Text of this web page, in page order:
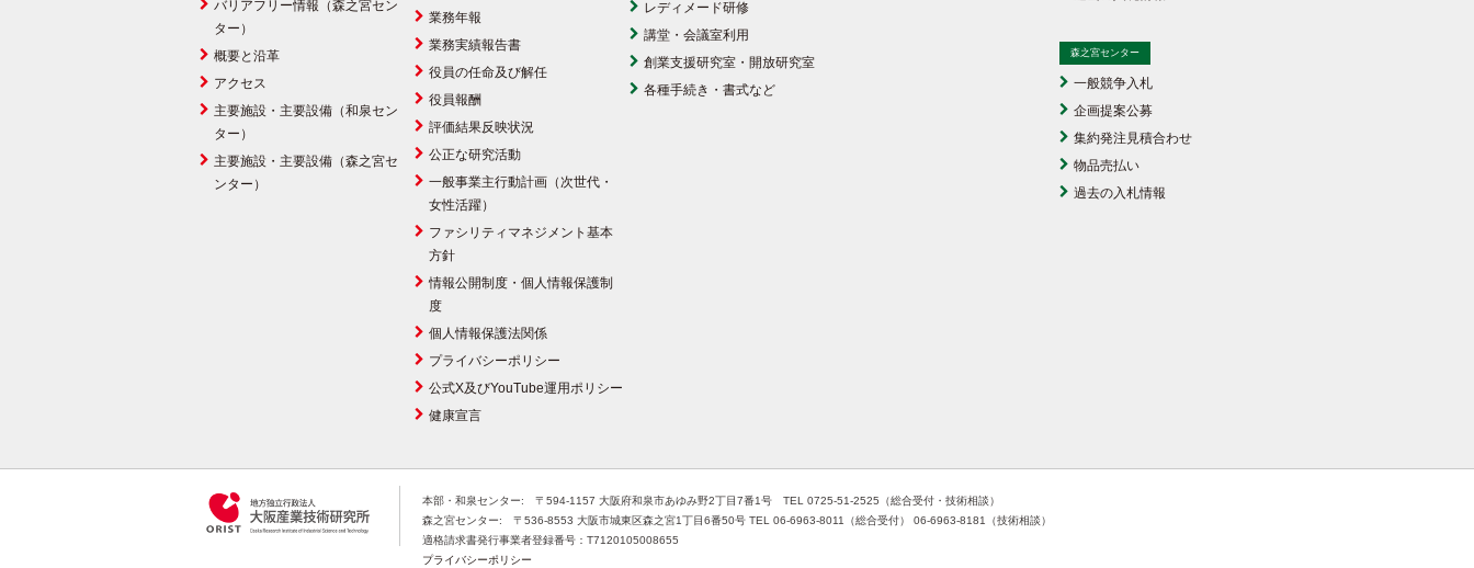
バリアフリー情報（森之宮セン
ター）
概要と沿革
アクセス
主要施設・主要設備（和泉セン
ター）
主要施設・主要設備（森之宮セ
ンター）
業務年報
業務実績報告書
役員の任命及び解任
役員報酬
評価結果反映状況
公正な研究活動
一般事業主行動計画（次世代・
女性活躍）
ファシリティマネジメント基本
方針
情報公開制度・個人情報保護制
度
個人情報保護法関係
プライバシーポリシー
公式X及びYouTube運用ポリシー
健康宣言
レディメード研修
講堂・会議室利用
創業支援研究室・開放研究室
各種手続き・書式など
森之宮センター
一般競争入札
企画提案公募
集約発注見積合わせ
物品売払い
過去の入札情報
本部・和泉センター: 〒594-1157 大阪府和泉市あゆみ野2丁目7番1号 TEL 0725-51-2525（総合受付・技術相談）
森之宮センター: 〒536-8553 大阪市城東区森之宮1丁目6番50号 TEL 06-6963-8011（総合受付） 06-6963-8181（技術相談）
適格請求書発行事業者登録番号：T7120105008655
プライバシーポリシー